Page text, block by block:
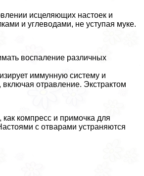
исцеляющих настоек и
и углеводами, не уступая муке.
воспаление различных
иммунную систему и
отравление. Экстpaктом
компресс и примочка для
с отварами устраняются